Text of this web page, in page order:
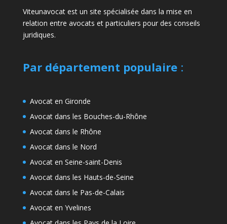
Viteunavocat est un site spécialisée dans la mise en
relation entre avocats et particuliers pour des conseils
juridiques.
Par département populaire:
Avocat en Gironde
Avocat dans les Bouches-du-Rhône
Avocat dans le Rhône
Avocat dans le Nord
Avocat en Seine-saint-Denis
Avocat dans les Hauts-de-Seine
Avocat dans le Pas-de-Calais
Avocat en Yvelines